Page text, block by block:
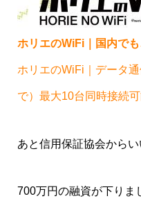
ホリエのWiFi｜国内で
ホリエのWiFi｜データ
で）最大10台同時接続
あと信用保証協会から
700万円の融資が下りま